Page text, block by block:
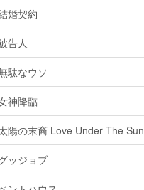
婚契約
告人
駄なウソ
神降臨
陽の末裔 Love Under The Sun
ッジョブ